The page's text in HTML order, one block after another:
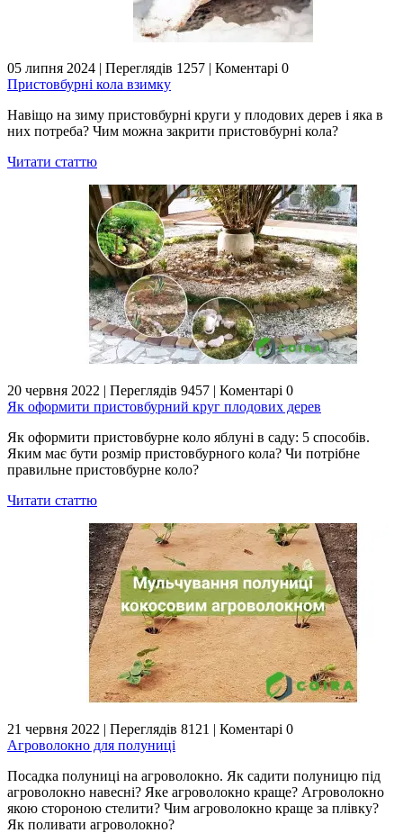
05 липня 2024 | Переглядів 1257 | Коментарі 0
Пристовбурні кола взимку
Навіщо на зиму пристовбурні круги у плодових дерев і яка в
них потреба? Чим можна закрити пристовбурні кола?
Читати статтю
20 червня 2022 | Переглядів 9457 | Коментарі 0
Як оформити пристовбурний круг плодових дерев
Як оформити пристовбурне коло яблуні в саду: 5 способів.
Яким має бути розмір пристовбурного кола? Чи потрібне
правильне пристовбурне коло?
Читати статтю
21 червня 2022 | Переглядів 8121 | Коментарі 0
Агроволокно для полуниці
Посадка полуниці на агроволокно. Як садити полуницю під
агроволокно навесні? Яке агроволокно краще? Агроволокно
якою стороною стелити? Чим агроволокно краще за плівку?
Як поливати агроволокно?